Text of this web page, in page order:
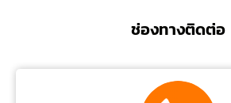
ช่องทางติดต่อ